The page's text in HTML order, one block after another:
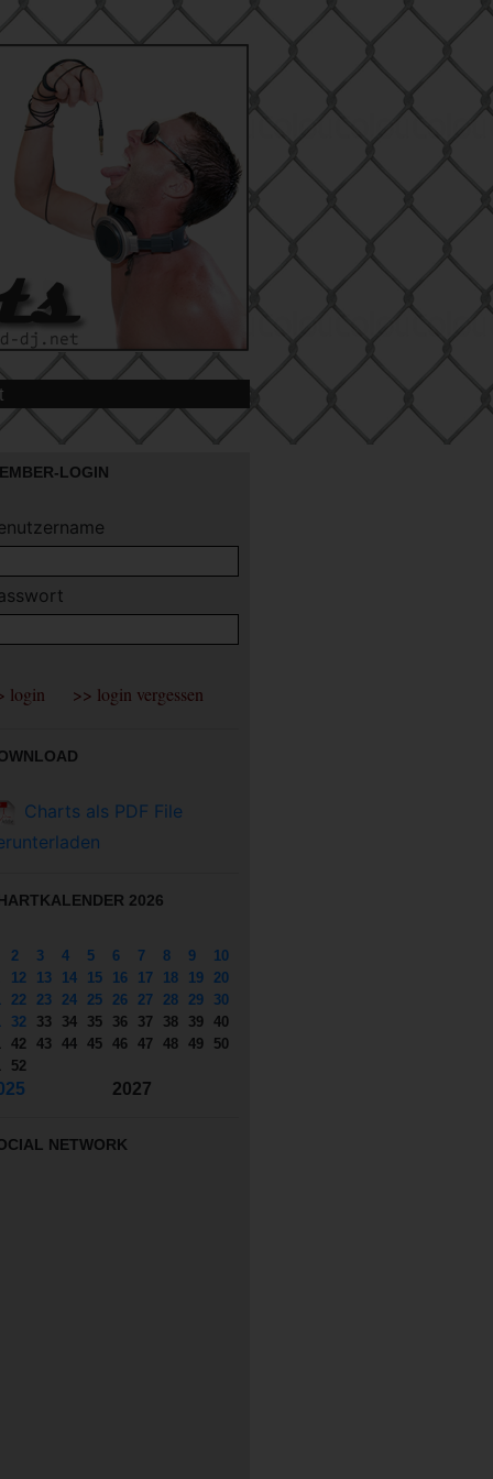
LOGIN
Charts als PDF File
2026
2 3 4 5 6 7 8 9
10
12 13 14 15 16 17 18 19
20
22 23 24 25 26 27 28 29
30
32 33 34 35 36 37 38 39 40
42 43 44 45 46 47 48 49
50
52
2027
NETWORK